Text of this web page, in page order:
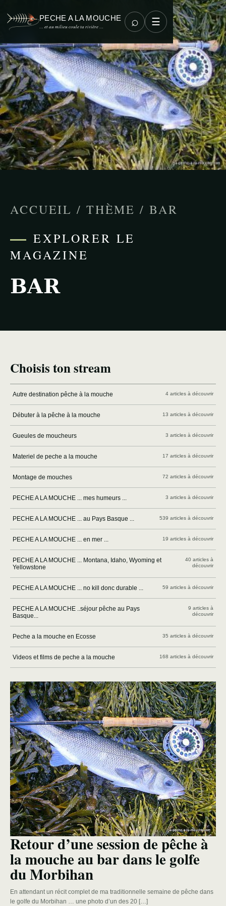
PECHE A LA MOUCHE
… et au milieu coule ta rivière … ⌕ ☰
ACCUEIL / THÈME / BAR
EXPLORER LE
MAGAZINE
BAR
Choisis ton stream
Autre destination pêche à la mouche 4 articles à découvrir
Débuter à la pêche à la mouche 13 articles à découvrir
Gueules de moucheurs 3 articles à découvrir
Materiel de peche a la mouche 17 articles à découvrir
Montage de mouches 72 articles à découvrir
PECHE A LA MOUCHE ... mes humeurs ... 3 articles à découvrir
PECHE A LA MOUCHE ... au Pays Basque ... 539 articles à découvrir
PECHE A LA MOUCHE ... en mer ... 19 articles à découvrir
PECHE A LA MOUCHE ... Montana, Idaho, Wyoming et
Yellowstone
40 articles à
découvrir
PECHE A LA MOUCHE ... no kill donc durable ... 59 articles à découvrir
PECHE A LA MOUCHE ..séjour pêche au Pays
Basque...
9 articles à
découvrir
Peche a la mouche en Ecosse 35 articles à découvrir
Videos et films de peche a la mouche 168 articles à découvrir
Retour d’une session de pêche à
la mouche au bar dans le golfe
du Morbihan
En attendant un récit complet de ma traditionnelle semaine de pêche dans
le golfe du Morbihan … une photo d’un des 20 […]